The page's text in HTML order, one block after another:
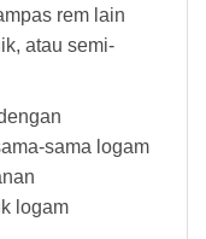
rem lain
atau semi-
sama logam
logam